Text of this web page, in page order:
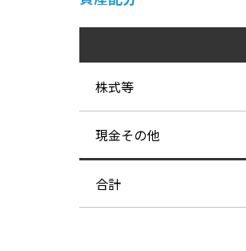
株式等
現金その他
合計